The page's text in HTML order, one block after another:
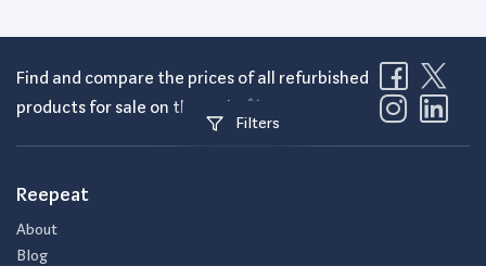
Filters
Find and compare the prices of all refurbished
products for sale on the web! 🤘
Reepeat
About
Blog